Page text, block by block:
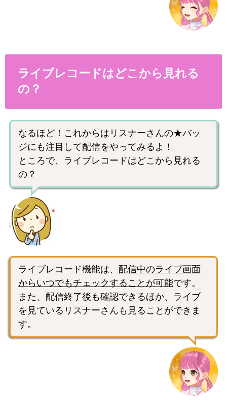
ライブレコードはどこから見れる
の？
なるほど！これからはリスナーさんの★バッ
ジにも注目して配信をやってみるよ！
ところで、ライブレコードはどこから見れる
の？
ライブレコード機能は、 配信中のライブ画面
からいつでもチェックすることが可能です。
また、配信終了後も確認できるほか、ライブ
を見ているリスナーさんも見ることができま
す。